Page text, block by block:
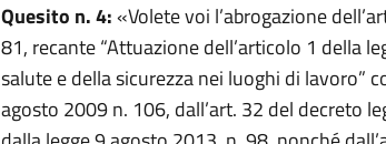
Quesito n. 4:«Volete voi l’abrogazione
81, recante “Attuazione dell’articolo 1 della
salute e della sicurezza nei luoghi di lavoro”
agosto 2009 n. 106, dall’art. 32 del decreto